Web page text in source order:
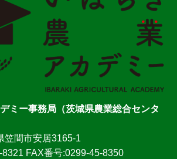
ミー事務局（茨城県農業総合センタ
笠間市安居3165-1
FAX番号:0299-45-8350